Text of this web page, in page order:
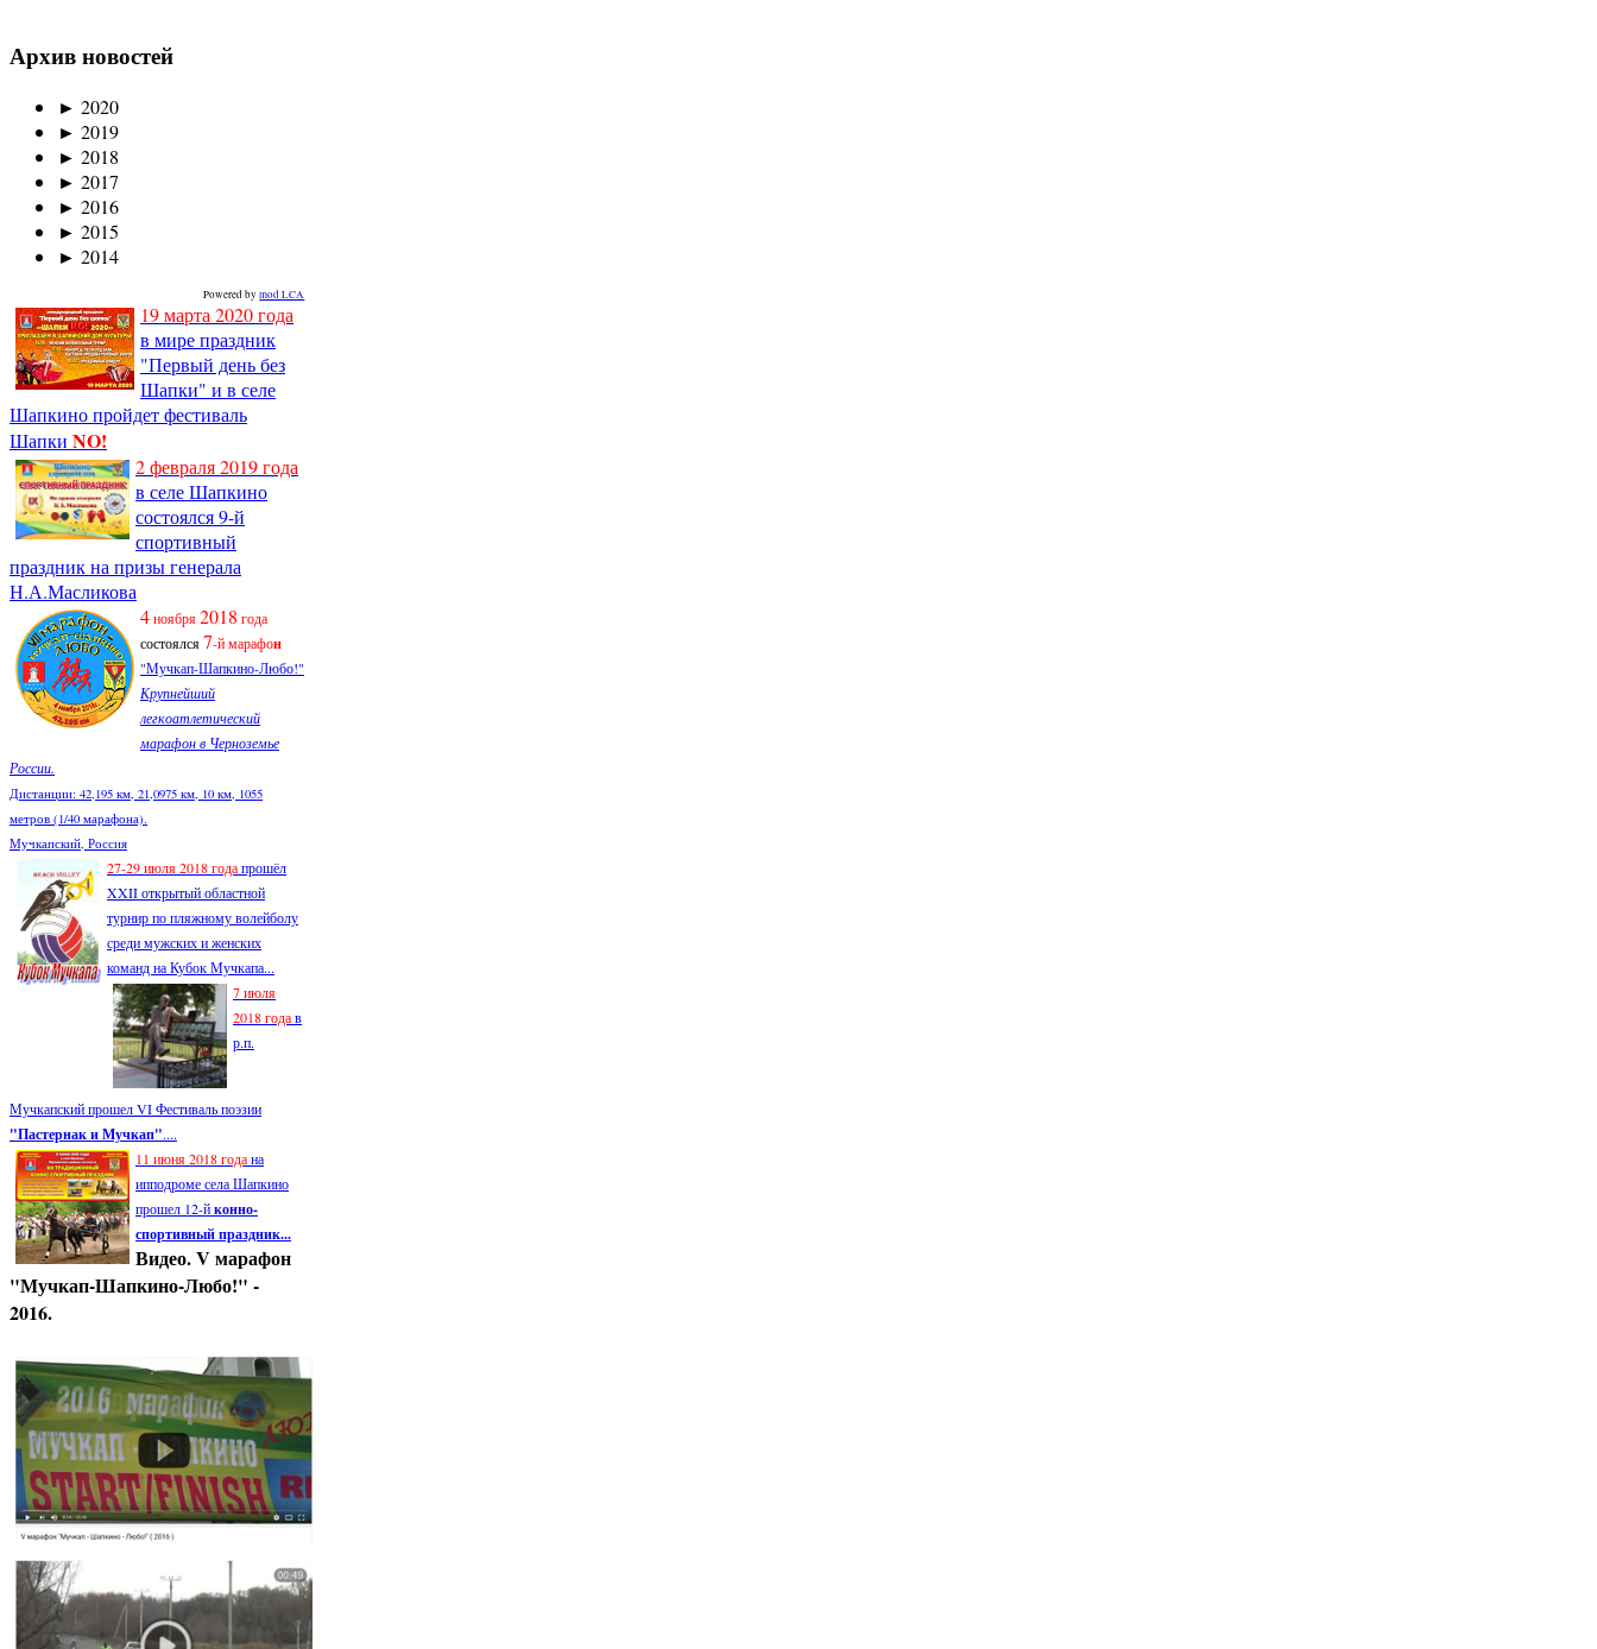
Архив новостей
► 2020
► 2019
► 2018
► 2017
► 2016
► 2015
► 2014
Powered bymod LCA
19 марта 2020 года
в мире праздник
"Первый день без
Шапки" и в селе
Шапкино пройдет фестиваль
Шапки NO!
2 февраля 2019 года
в селе Шапкино
состоялся 9-й
спортивный
праздник на призы генерала
Н.А.Масликова
4ноября2018 года
состоялся7-й марафон
"Мучкап-Шапкино-Любо!"
Крупнейший
легкоатлетический
марафон в Черноземье
России.
Дистанции: 42,195 км, 21,0975 км, 10 км, 1055
метров (1/40 марафона).
Мучкапский, Россия
27-29 июля 2018 годапрошёл
XXII открытый областной
турнир по пляжному волейболу
среди мужских и женских
команд на Кубок Мучкапа...
7 июля
2018 годав
р.п.
Мучкапский прошел VI Фестиваль поэзии
"Пастернак и Мучкап"....
11 июня 2018 годана
ипподроме села Шапкино
прошел 12-йконно-
спортивный праздник...
Видео. V марафон
"Мучкап-Шапкино-Любо!" -
2016.